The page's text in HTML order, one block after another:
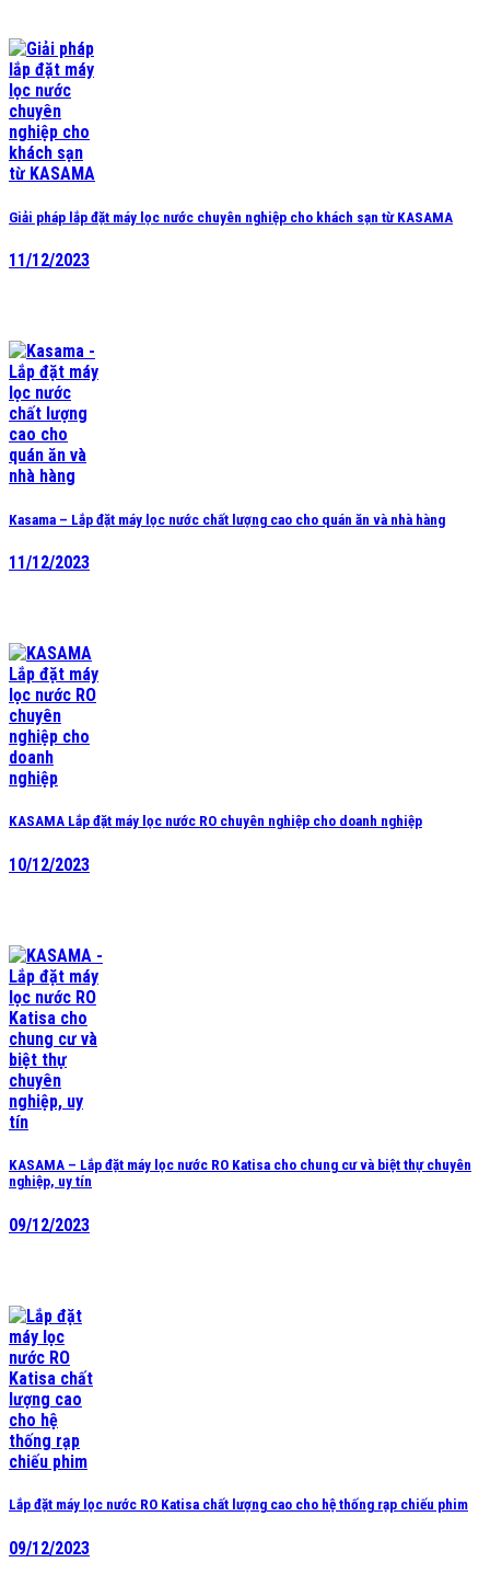
Giải pháp lắp đặt máy lọc nước chuyên nghiệp cho khách sạn từ KASAMA
11/12/2023
Kasama – Lắp đặt máy lọc nước chất lượng cao cho quán ăn và nhà hàng
11/12/2023
KASAMA Lắp đặt máy lọc nước RO chuyên nghiệp cho doanh nghiệp
10/12/2023
KASAMA – Lắp đặt máy lọc nước RO Katisa cho chung cư và biệt thự chuyên
nghiệp, uy tín
09/12/2023
Lắp đặt máy lọc nước RO Katisa chất lượng cao cho hệ thống rạp chiếu phim
09/12/2023